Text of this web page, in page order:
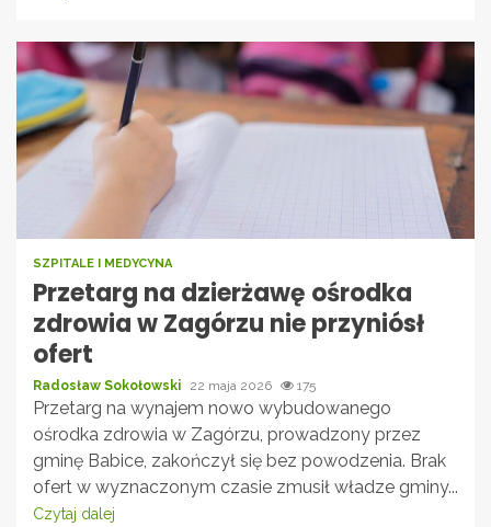
SZPITALE I MEDYCYNA
Przetarg na dzierżawę ośrodka
zdrowia w Zagórzu nie przyniósł
ofert
Radosław Sokołowski 22 maja 2026 175
Przetarg na wynajem nowo wybudowanego
ośrodka zdrowia w Zagórzu, prowadzony przez
gminę Babice, zakończył się bez powodzenia. Brak
ofert w wyznaczonym czasie zmusił władze gminy...
Czytaj dalej